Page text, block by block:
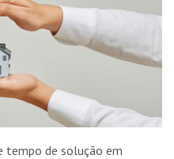
tempo de solução em